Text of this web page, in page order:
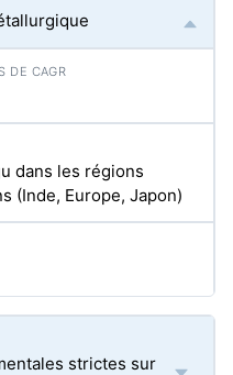
dans les régions
(Inde, Europe, Japon)
strictes sur